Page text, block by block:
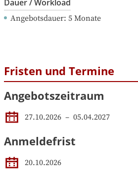
Dauer / Workload
Angebotsdauer: 5 Monate
Fristen und Termine
Angebotszeitraum
27.10.2026 – 05.04.2027
Anmeldefrist
20.10.2026